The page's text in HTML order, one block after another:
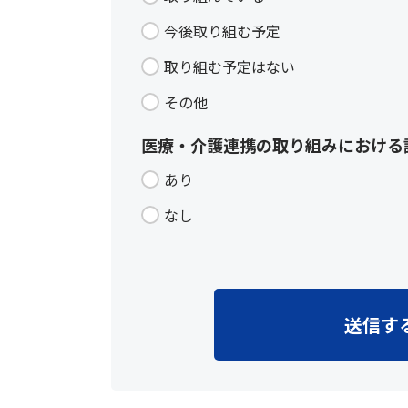
今後取り組む予定
取り組む予定はない
その他
医療・介護連携の取り組みにおけ
あり
なし